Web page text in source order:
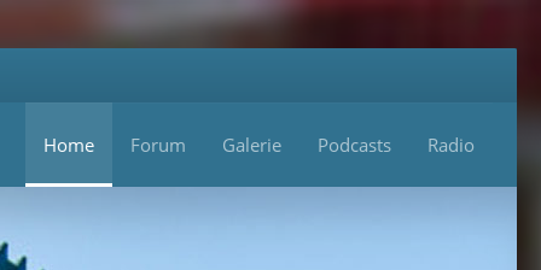
Home Forum Galerie Podcasts Radio